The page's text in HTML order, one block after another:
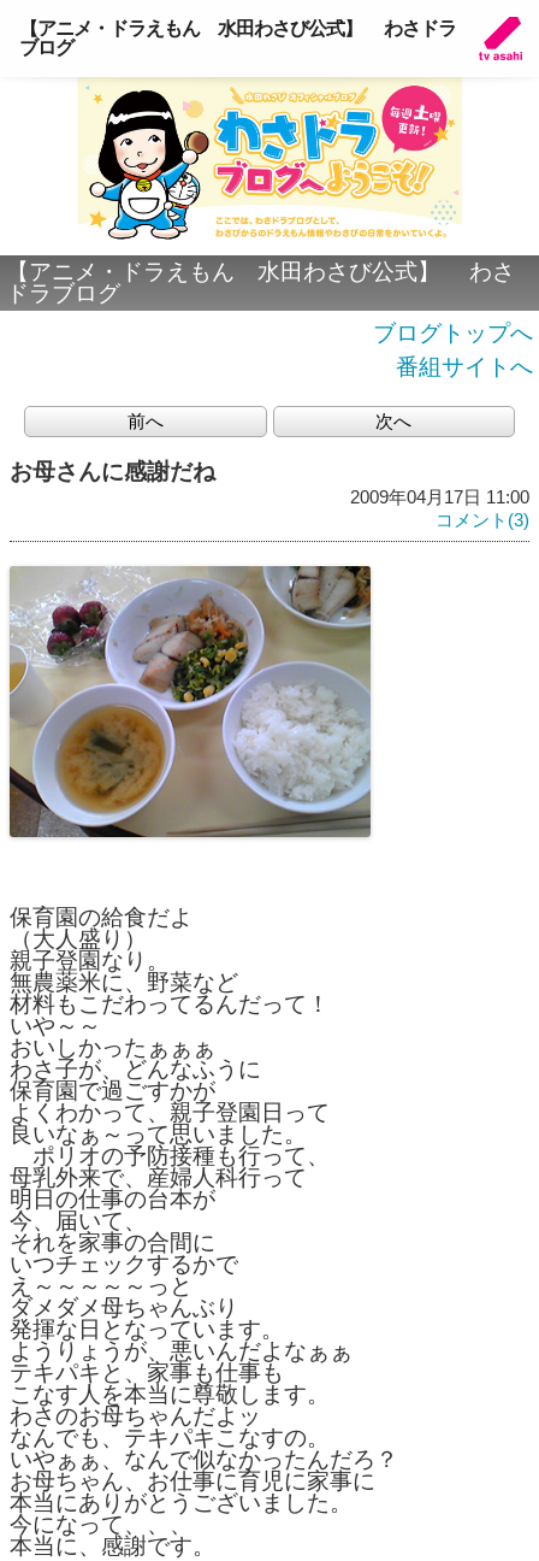
【アニメ・ドラえもん 水田わさび公式】 わさドラ
ブログ
【アニメ・ドラえもん 水田わさび公式】 わさ
ドラブログ
ブログトップへ
番組サイトへ
前へ 次へ
お母さんに感謝だね
2009年04月17日 11:00
コメント(3)
保育園の給食だよ
（大人盛り）
親子登園なり。
無農薬米に、野菜など
材料もこだわってるんだって！
いや～～
おいしかったぁぁぁ
わさ子が、どんなふうに
保育園で過ごすかが
よくわかって、親子登園日って
良いなぁ～って思いました。
ポリオの予防接種も行って、
母乳外来で、産婦人科行って
明日の仕事の台本が
今、届いて、
それを家事の合間に
いつチェックするかで
え～～～～～っと
ダメダメ母ちゃんぶり
発揮な日となっています。
ようりょうが、悪いんだよなぁぁ
テキパキと、家事も仕事も
こなす人を本当に尊敬します。
わさのお母ちゃんだよッ
なんでも、テキパキこなすの。
いやぁぁ、なんで似なかったんだろ？
お母ちゃん、お仕事に育児に家事に
本当にありがとうございました。
今になって、、、
本当に、感謝です。